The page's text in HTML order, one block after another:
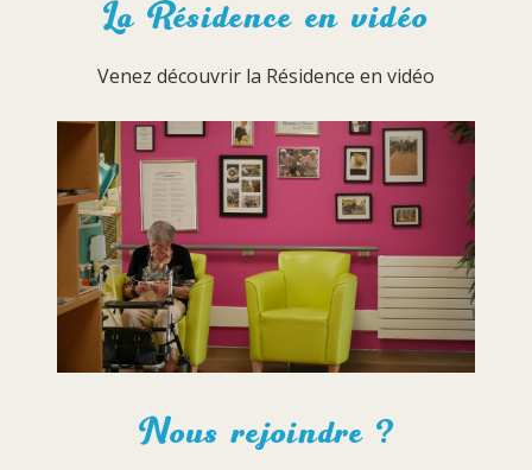
La Résidence en vidéo
Venez découvrir la Résidence en vidéo
Nous rejoindre ?